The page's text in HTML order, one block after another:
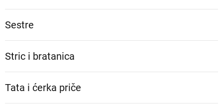
Sestre
Stric i bratanica
Tata i ćerka priče